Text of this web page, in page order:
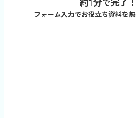
約1分で完了！
フォーム入力でお役立ち資料を